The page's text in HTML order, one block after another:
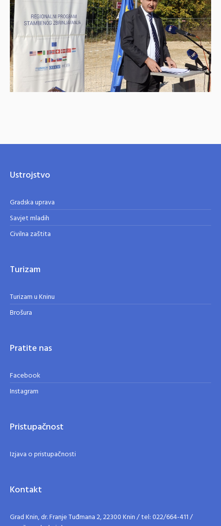
Ustrojstvo
Gradska uprava
Savjet mladih
Civilna zaštita
Turizam
Turizam u Kninu
Brošura
Pratite nas
Facebook
Instagram
Pristupačnost
Izjava o pristupačnosti
Kontakt
Grad Knin, dr. Franje Tuđmana 2, 22300 Knin / tel: 022/664-411 /